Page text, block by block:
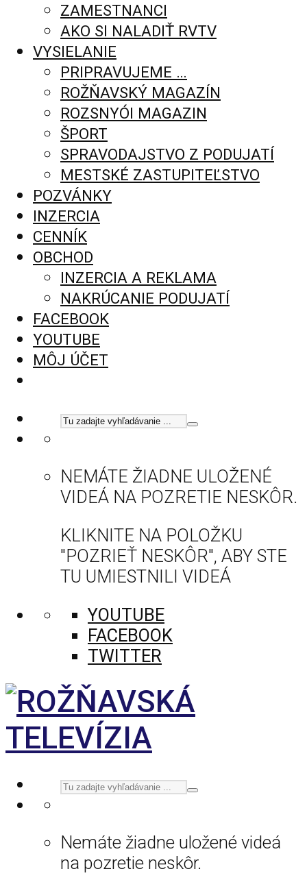
ZAMESTNANCI
AKO SI NALADIŤ RVTV
VYSIELANIE
PRIPRAVUJEME …
ROŽŇAVSKÝ MAGAZÍN
ROZSNYÓI MAGAZIN
ŠPORT
SPRAVODAJSTVO Z PODUJATÍ
MESTSKÉ ZASTUPITEĽSTVO
POZVÁNKY
INZERCIA
CENNÍK
OBCHOD
INZERCIA A REKLAMA
NAKRÚCANIE PODUJATÍ
FACEBOOK
YOUTUBE
MÔJ ÚČET
NEMÁTE ŽIADNE ULOŽENÉ
VIDEÁ NA POZRETIE NESKÔR.
KLIKNITE NA POLOŽKU
"POZRIEŤ NESKÔR", ABY STE
TU UMIESTNILI VIDEÁ
YOUTUBE
FACEBOOK
TWITTER
Nemáte žiadne uložené videá
na pozretie neskôr.